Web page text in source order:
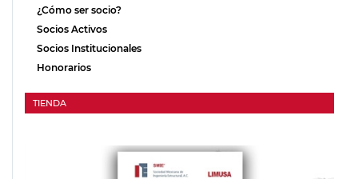
¿Cómo ser socio?
Socios Activos
Socios Institucionales
Honorarios
TIENDA